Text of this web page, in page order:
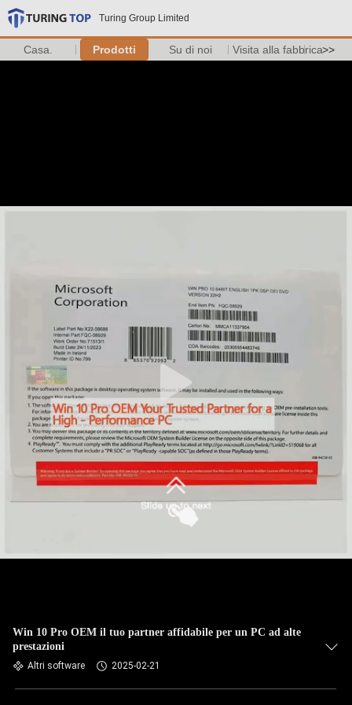
Turing Group Limited
Casa. Prodotti Su di noi Visita alla fabbrica>>
Win 10 Pro OEM il tuo partner affidabile per un PC ad alte
prestazioni
Altri software 2025-02-21